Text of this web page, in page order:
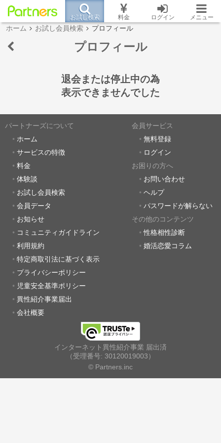
お試し検索 料金 ログイン メニュー
ホーム お試し会員検索 プロフィール
プロフィール
退会または停止中の為
表示できませんでした
パートナーズについて
ホーム
サービスの特徴
料金
体験談
お試し会員検索
会員データ
お知らせ
コミュニティガイドライン
利用規約
特定商取引法に基づく表示
プライバシーポリシー
児童安全基準ポリシー
異性紹介事業届出
会社概要
会員サービス
無料登録
ログイン
お困りの方へ
お問い合わせ
ヘルプ
パスワードが解らない
その他のコンテンツ
性格相性診断
婚活恋愛コラム
インターネット異性紹介事業 届出済
（受理番号: 30120019003）
© Partners.inc